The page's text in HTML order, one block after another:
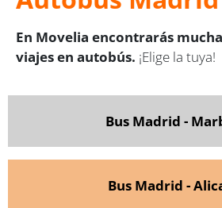
En Movelia encontrarás
viajes en autobús. ¡Elige la tuya!
Bus Madrid -
Bus Madrid -